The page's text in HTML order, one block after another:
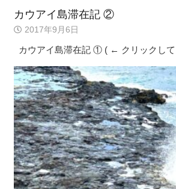
カウアイ島滞在記 ②
2017年9月6日
カウアイ島滞在記 ① ( ← クリックし